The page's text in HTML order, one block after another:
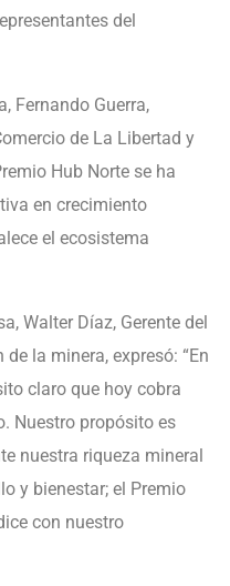
del
Fernando Guerra,
de La Libertad y
Hub Norte se ha
en crecimiento
el ecosistema
Walter Díaz, Gerente del
la minera, expresó: “En
claro que hoy cobra
Nuestro propósito es
nuestra riqueza mineral
y bienestar; el Premio
con nuestro